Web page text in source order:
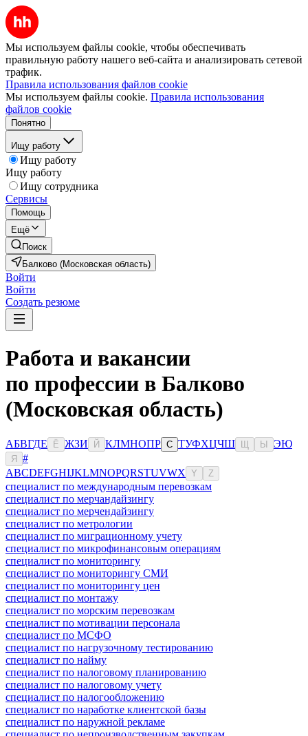
Мы используем файлы cookie, чтобы обеспечивать
правильную работу нашего веб-сайта и анализировать сетевой
трафик.
Правила использования файлов cookie
Мы используем файлы cookie. Правила использования
файлов cookie
Понятно
Ищу работу
Ищу работу
Ищу работу
Ищу сотрудника
Сервисы
Помощь
Ещё
Поиск
Балково (Московская область)
Войти
Войти
Создать резюме
Работа и вакансии
по профессии в Балково
(Московская область)
АБВГДЕ Ё ЖЗИ Й КЛМНОПР С ТУФХЦЧШ Ы ЭЮ
Я
#
ABCDEFGHIJKLMNOPQRSTUVWX Y Z
специалист по международным перевозкам
специалист по мерчандайзингу
специалист по мерчендайзингу
специалист по метрологии
специалист по миграционному учету
специалист по микрофинансовым операциям
специалист по мониторингу
специалист по мониторингу СМИ
специалист по мониторингу цен
специалист по монтажу
специалист по морским перевозкам
специалист по мотивации персонала
специалист по МСФО
специалист по нагрузочному тестированию
специалист по найму
специалист по налоговому планированию
специалист по налоговому учету
специалист по налогообложению
специалист по наработке клиентской базы
специалист по наружной рекламе